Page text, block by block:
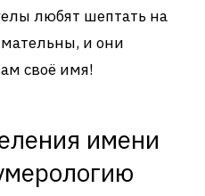
любят шептать на
и они
своё имя!
имени